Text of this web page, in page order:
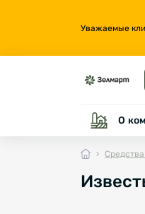
Уважаемые
О